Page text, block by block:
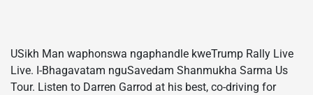
USikh Man waphonswa ngaphandle kweTrump Rally Live
Live. I-Bhagavatam nguSavedam Shanmukha Sarma Us
Tour. Listen to Darren Garrod at his best, co-driving for